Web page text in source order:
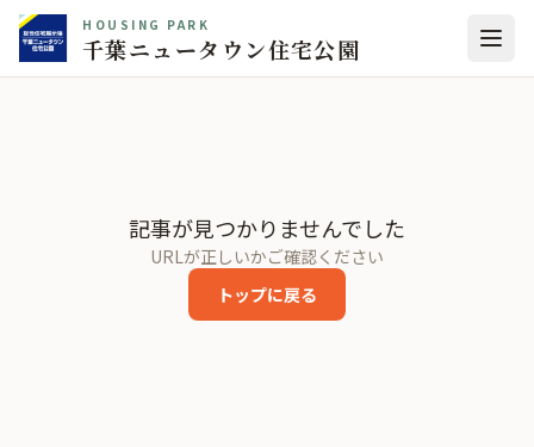
HOUSING PARK
千葉ニュータウン住宅公園
記事が見つかりませんでした
URLが正しいかご確認ください
トップに戻る